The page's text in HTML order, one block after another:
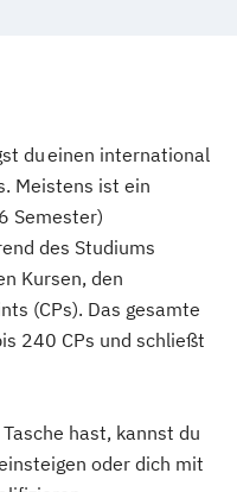
du einen international
Meistens ist ein
Semester)
des Studiums
Kursen, den
(CPs). Das gesamte
240 CPs und schließt
hast, kannst du
oder dich mit